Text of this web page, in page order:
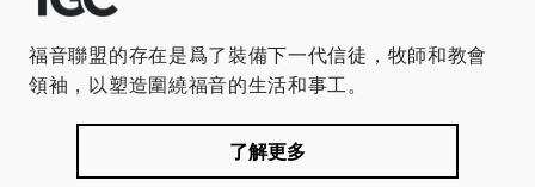
福音聯盟的存在是爲了裝備下一代信徒，牧師和教會
領袖，以塑造圍繞福音的生活和事工。
了解更多